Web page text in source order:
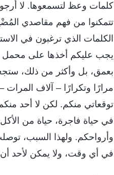
كلمات وعظ لتسمعوها. لا
تتمكنوا من فهم مقاصدي
الكلمات الذي ترغبون في
يجب عليكم أخذها على محمل
بعمق، بل وأكثر من ذلك،
مرارًا وتكرارًا – آلاف
توقعاتي منكم. لكن لا أحد
في حياة فاجرة، حياة من
وأرواحكم. ولهذا السبب،
في أي وقت، ولا يمكن لأحد